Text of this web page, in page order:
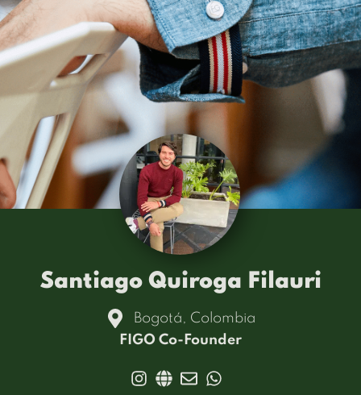
Santiago Quiroga Filauri
Bogotá, Colombia
FIGO Co-Founder